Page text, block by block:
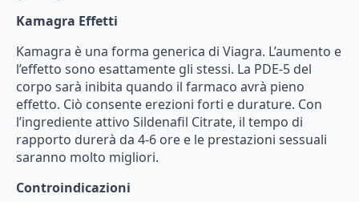
Kamagra Effetti
Kamagra è una forma generica di Viagra. L’aumento e
l’effetto sono esattamente gli stessi. La PDE-5 del
corpo sarà inibita quando il farmaco avrà pieno
effetto. Ciò consente erezioni forti e durature. Con
l’ingredienteattivo Sildenafil Citrate, il tempo di
rapporto durerà da 4-6 ore e le prestazioni sessuali
saranno molto migliori.
Controindicazioni